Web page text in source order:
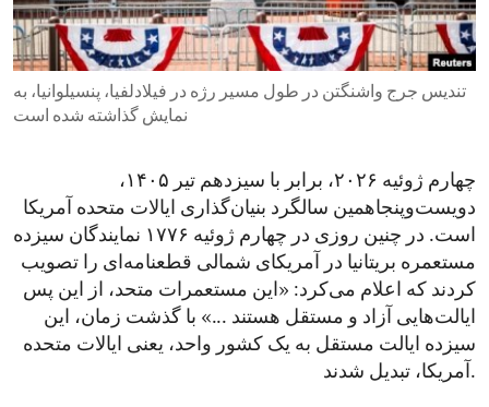
ENVIRONMENT AND HEALTH
IDEALS AND INSTITUTIONS
تندیس جرج واشنگتن در طول مسیر رژه در فیلادلفیا، پنسیلوانیا، به
نمایش گذاشته شده است
چهارم ژوئیه ۲۰۲۶، برابر با سیزدهم تیر ۱۴۰۵،
دویست‌وپنجاهمین سالگرد بنیان‌گذاری ایالات متحده آمریکا
است. در چنین روزی در چهارم ژوئیه ۱۷۷۶ نمایندگان سیزده
مستعمره بریتانیا در آمریکای شمالی قطعنامه‌ای را تصویب
کردند که اعلام می‌کرد: «این مستعمرات متحد، از این پس
ایالت‌هایی آزاد و مستقل هستند ...» با گذشت زمان، این
سیزده ایالت مستقل به یک کشور واحد، یعنی ایالات متحده
آمریکا، تبدیل شدند.